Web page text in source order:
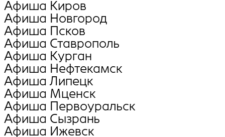
Афиша Киров
Афиша Новгород
Афиша Псков
Афиша Ставрополь
Афиша Курган
Афиша Нефтекамск
Афиша Липецк
Афиша Мценск
Афиша Первоуральск
Афиша Сызрань
Афиша Ижевск